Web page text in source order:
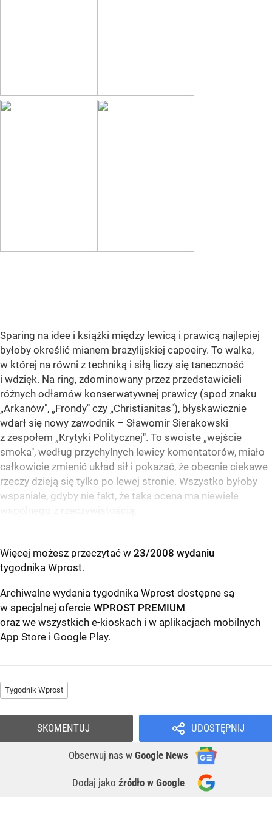
Sparing na idee i książki między lewicą i prawicą najlepiej
byłoby określić mianem brazylijskiej capoeiry. To walka,
w której na równi z techniką i siłą liczy się taneczność
i wdzięk. Na ring, zdominowany przez przedstawicieli
różnych odłamów konserwatywnej prawicy (spod znaku
„Arkanów", „Frondy" czy „Christianitas"), błyskawicznie
wdarł się nowy zawodnik – Sławomir Sierakowski
z zespołem „Krytyki Politycznej". To swoiste „wejście
smoka", według przychylnych lewicy komentatorów, miało
całkowicie zmienić układ sił i pokazać, że obecnie ciekawe
rzeczy dzieją się tylko po lewej stronie. Wszystko byłoby
wspaniale, gdyby nie fakt, że taka ocena ma niewiele
wspólnego z rzeczywistością.
Więcej możesz przeczytać w 23/2008 wydaniu
tygodnika Wprost.
Archiwalne wydania tygodnika Wprost dostępne są
w specjalnej ofercie WPROST PREMIUM
oraz we wszystkich e-kioskach i w aplikacjach mobilnych
App Store i Google Play.
Tygodnik Wprost
UDOSTĘPNIJ
Obserwuj nas w Google News
Dodaj jako źródło w Google
SKOMENTUJ